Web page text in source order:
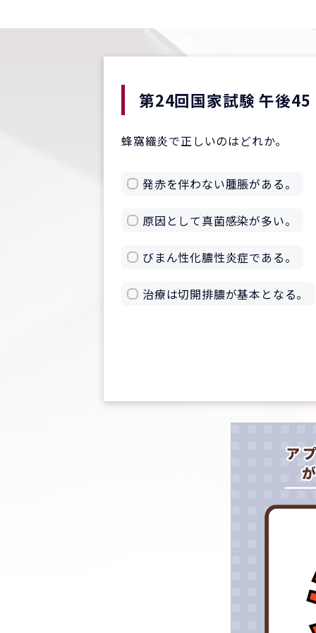
第24回国家試験 午後45
蜂窩織炎で正しいのはどれか。
発赤を伴わない腫脹がある。
原因として真菌感染が多い。
びまん性化膿性炎症である。
治療は切開排膿が基本となる。